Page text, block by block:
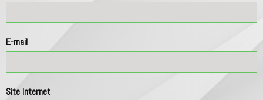
E-mail
Site Internet